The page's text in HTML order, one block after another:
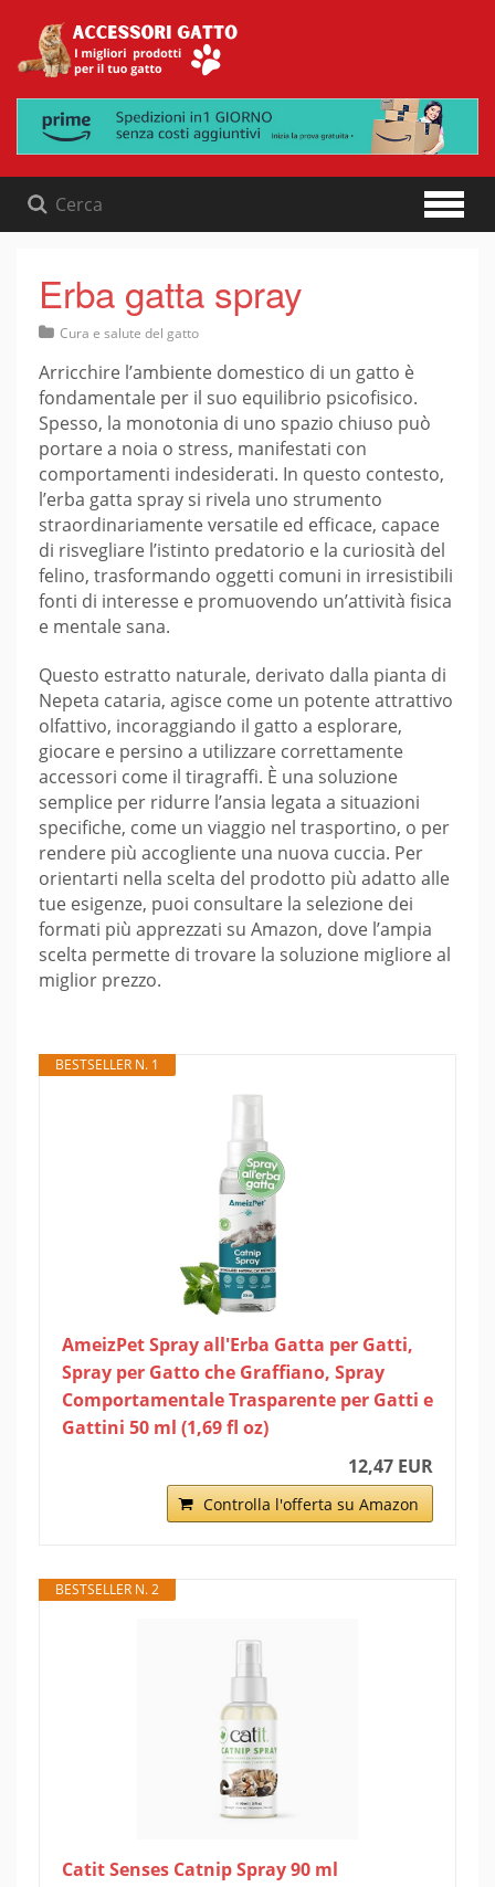
content
Erba gatta spray
Cura e salute del gatto
Arricchire l’ambiente domestico di un gatto è
fondamentale per il suo equilibrio psicofisico.
Spesso, la monotonia di uno spazio chiuso può
portare a noia o stress, manifestati con
comportamenti indesiderati. In questo contesto,
l’erba gatta spray si rivela uno strumento
straordinariamente versatile ed efficace, capace
di risvegliare l’istinto predatorio e la curiosità del
felino, trasformando oggetti comuni in irresistibili
fonti di interesse e promuovendo un’attività fisica
e mentale sana.
Questo estratto naturale, derivato dalla pianta di
Nepeta cataria, agisce come un potente attrattivo
olfattivo, incoraggiando il gatto a esplorare,
giocare e persino a utilizzare correttamente
accessori come il tiragraffi. È una soluzione
semplice per ridurre l’ansia legata a situazioni
specifiche, come un viaggio nel trasportino, o per
rendere più accogliente una nuova cuccia. Per
orientarti nella scelta del prodotto più adatto alle
tue esigenze, puoi consultare la selezione dei
formati più apprezzati su Amazon, dove l’ampia
scelta permette di trovare la soluzione migliore al
miglior prezzo.
BESTSELLER N. 1
AmeizPet Spray all'Erba Gatta per Gatti,
Spray per Gatto che Graffiano, Spray
Comportamentale Trasparente per Gatti e
Gattini 50 ml (1,69 fl oz)
12,47 EUR
Controlla l'offerta su Amazon
BESTSELLER N. 2
Catit Senses Catnip Spray 90 ml